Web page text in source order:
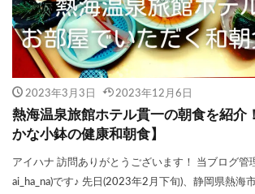
2023年3月3日 2023年12月6日
熱海温泉旅館ホテル貫一の朝食を紹介
かな小鉢の健康和朝食】
アイハナ 訪問ありがとうございます！ 当ブログ管
ai_ha_na)です♪ 先日(2023年2月下旬)、静岡県熱海